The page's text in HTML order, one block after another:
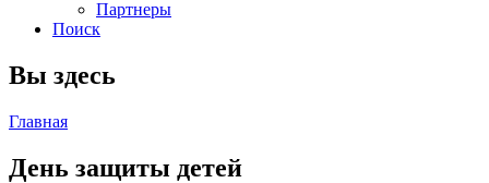
Партнеры
Поиск
Вы здесь
Главная
День защиты детей